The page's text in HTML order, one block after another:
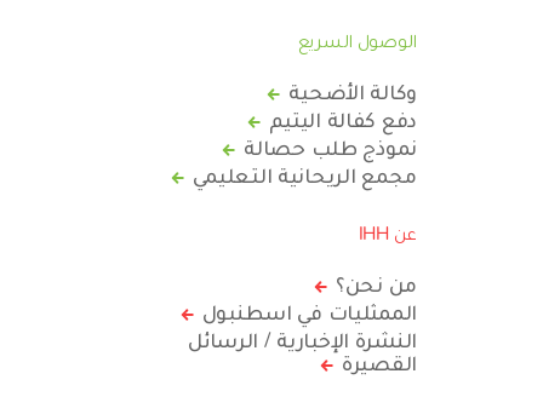
الوصول السريع
وكالة الأضحية
دفع كفالة اليتيم
نموذج طلب حصالة
مجمع الريحانية التعليمي
عن IHH
من نحن؟
الممثليات في اسطنبول
النشرة الإخبارية / الرسائل
القصيرة